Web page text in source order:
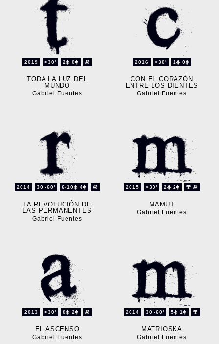
2019 <30' 2 0
TODA LA LUZ DEL
MUNDO
Gabriel Fuentes
2016 <30' 1 0
CON EL CORAZÓN
ENTRE LOS DIENTES
Gabriel Fuentes
2014 30'-60' 6-10 4
LA REVOLUCIÓN DE
LAS PERMANENTES
Gabriel Fuentes
2015 <30' 2 2
MAMUT
Gabriel Fuentes
2013 <30' 0 2
EL ASCENSO
Gabriel Fuentes
2014 30'-60' 5 1
MATRIOSKA
Gabriel Fuentes